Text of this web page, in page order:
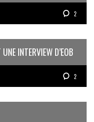
2
INTERVIEW D’EOB
2